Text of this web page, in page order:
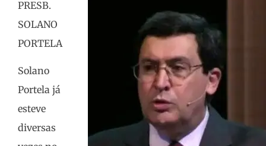
PRESB.
SOLANO
PORTELA
Solano
Portela já
esteve
diversas